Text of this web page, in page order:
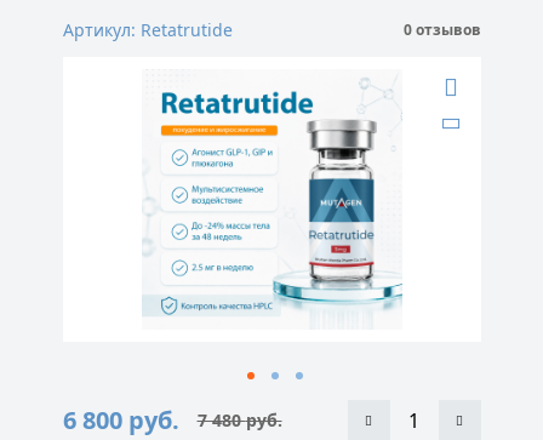
Артикул: Retatrutide 0 отзывов
7 480руб.
Первоначальная
6 800 руб.
Текущая